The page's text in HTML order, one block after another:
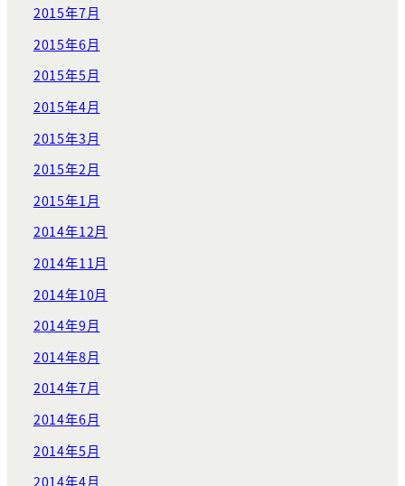
2015年7月
2015年6月
2015年5月
2015年4月
2015年3月
2015年2月
2015年1月
2014年12月
2014年11月
2014年10月
2014年9月
2014年8月
2014年7月
2014年6月
2014年5月
2014年4月